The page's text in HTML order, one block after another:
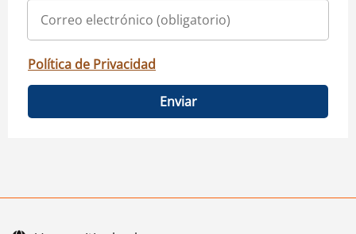
Política de Privacidad
Enviar